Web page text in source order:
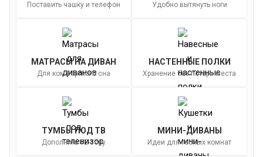
Поставить чашку и телефон Удобно вытянуть ноги
МАТРАСЫ НА ДИВАН
Для комфортного сна
НАСТЕННЫЕ ПОЛКИ
Хранение без потери места
ТУМБЫ ПОД ТВ
Дополнить ТВ-зону
МИНИ-ДИВАНЫ
Идеи для тесных комнат